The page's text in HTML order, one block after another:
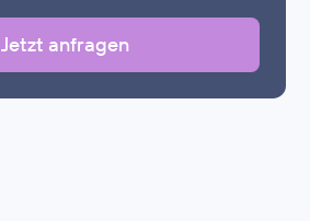
Jetzt anfragen